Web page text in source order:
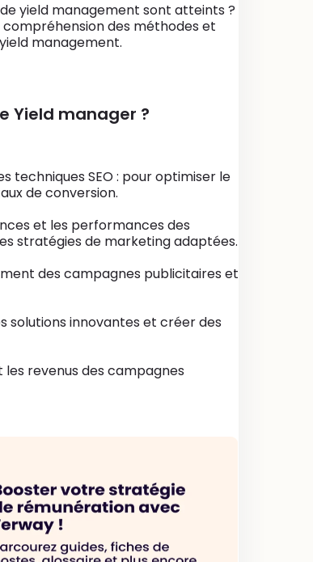
yield management sont atteints ?
des méthodes et
management.
Yield manager ?
techniques SEO : pour optimiser le
de conversion.
et les performances des
stratégies de marketing adaptées.
des campagnes publicitaires et
solutions innovantes et créer des
revenus des campagnes